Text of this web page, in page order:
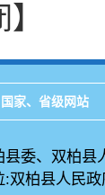
国家、省级网站
县委、双柏县
:双柏县人民